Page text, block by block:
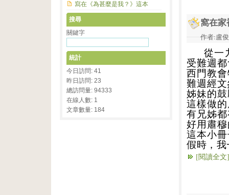
窩在家
作者:盧
從一
受難週
西門教
難週經
姊妹的
這樣做
有兄姊
好用肅
這本小
假時，
[閱讀全文]
寫在《為甚麼是我？》這本
搜尋
關鍵字
統計
今日訪問: 41
昨日訪問: 23
總訪問量: 94333
在線人數: 1
文章數量: 184